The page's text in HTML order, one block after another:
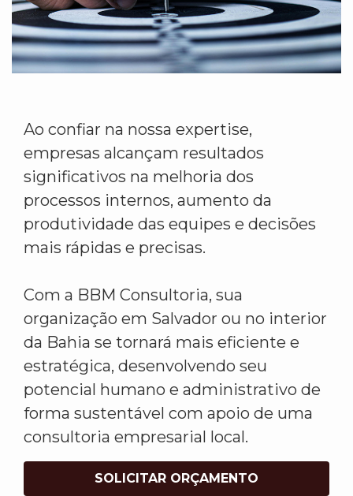
Ao confiar na nossa expertise,
empresas alcançam resultados
significativos na melhoria dos
processos internos, aumento da
produtividade das equipes e decisões
mais rápidas e precisas.
Com a BBM Consultoria, sua
organização em Salvador ou no interior
da Bahia se tornará mais eficiente e
estratégica, desenvolvendo seu
potencial humano e administrativo de
forma sustentável com apoio de uma
consultoria empresarial local.
SOLICITAR ORÇAMENTO